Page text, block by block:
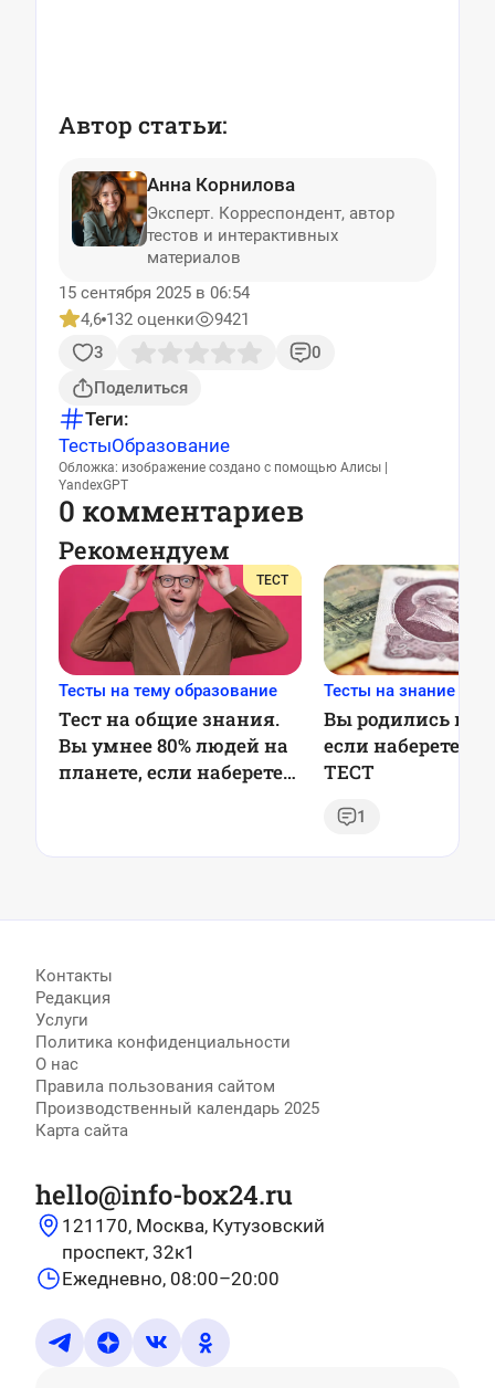
Автор статьи:
Анна Корнилова
Эксперт. Корреспондент, автор
тестов и интерактивных
материалов
15 сентября 2025 в 06:54
4,6 132 оценки
9421
3
0
Поделиться
Теги:
ТестыОбразование
Обложка: изображение создано с помощью Алисы |
YandexGPT
0 комментариев
Рекомендуем
ТЕСТ
Тесты на тему образование
Тест на общие знания.
Вы умнее 80% людей на
планете, если наберете
Тесты на знание
Вы родились в
если наберете 8
ТЕСТ
1
Контакты
Редакция
Услуги
Политика конфиденциальности
О нас
Правила пользования сайтом
Производственный календарь 2025
Карта сайта
hello@info-box24.ru
121170, Москва, Кутузовский
проспект, 32к1
Ежедневно, 08:00–20:00